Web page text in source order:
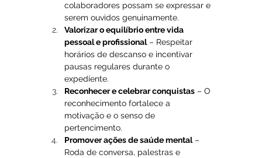
colaboradores possam se expressar e
serem ouvidos genuinamente.
Valorizar o equilíbrio entre vida
pessoal e profissional – Respeitar
horários de descanso e incentivar
pausas regulares durante o
expediente.
Reconhecer e celebrar conquistas – O
reconhecimento fortalece a
motivação e o senso de
pertencimento.
Promover ações de saúde mental –
Roda de conversa, palestras e